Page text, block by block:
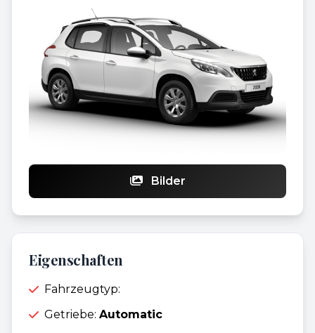
Bilder
Eigenschaften
Fahrzeugtyp:
Getriebe: Automatic